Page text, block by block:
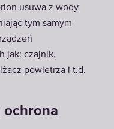
usuwa z wody
tym samym
jak: czajnik,
powietrza i t.d.
ochrona